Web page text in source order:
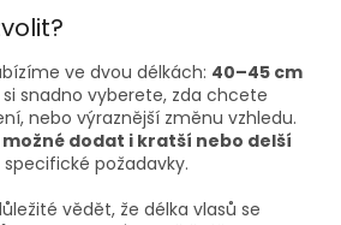
ve dvou délkách: 40–45 cm
si snadno vyberete, zda chcete
nebo výraznější změnu vzhledu.
dodat i kratší nebo delší
požadavky.
vědět, že délka vlasů se